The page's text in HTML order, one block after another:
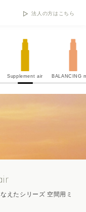
法人の方はこちら
Supplement air BALANCING
えたシリーズ 空間用ミ